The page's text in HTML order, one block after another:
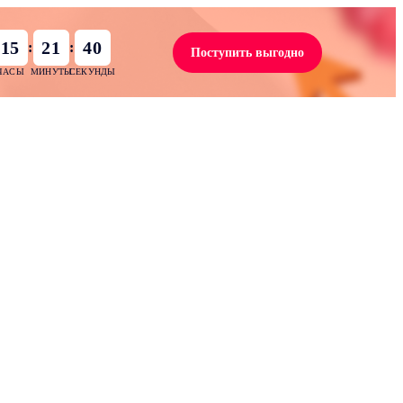
15 : 21 : 38 Поступить выгодно